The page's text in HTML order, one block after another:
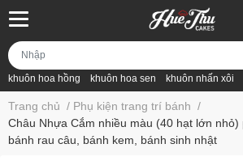
khuôn hoa hồng khuôn hoa sen khuôn nhấn xôi
Trang chủ / Phụ kiện trang trí bánh /
Châu Nhựa Cắm nhiều màu (40 hạt lớn
bánh rau câu, bánh kem, bánh sinh nhật